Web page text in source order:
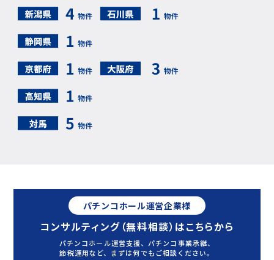
パチンコホール運営企業様
コンサルティング（無料相談）はこちらから
パチンコホール運営支援、パチンコ事業承継、
節税運用など、まずは何でもご相談ください。